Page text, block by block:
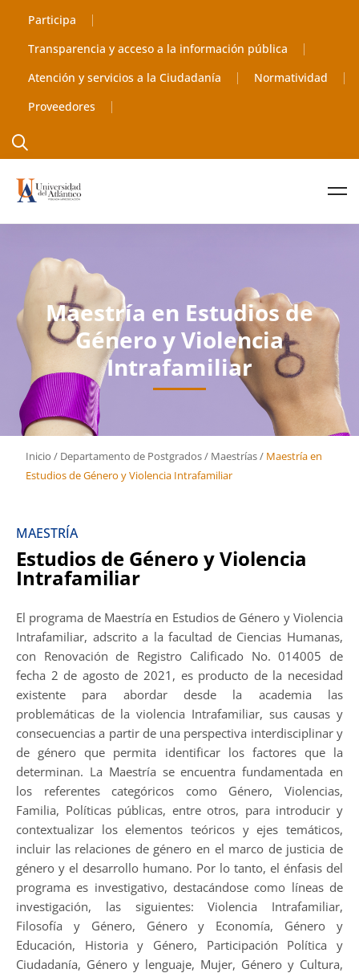
Participa
Transparencia y acceso a la información pública
Atención y servicios a la Ciudadanía
Normatividad
Proveedores
Maestría en Estudios de
Género y Violencia
Intrafamiliar
Inicio / Departamento de Postgrados/ Maestrías/Maestría en
Estudios de Género y Violencia Intrafamiliar
MAESTRÍA
Estudios de Género y Violencia
Intrafamiliar
El programa de Maestría en Estudios de Género y Violencia
Intrafamiliar, adscrito a la facultad de Ciencias Humanas,
con Renovación de Registro Calificado No. 014005 de
fecha 2 de agosto de 2021, es producto de la necesidad
existente para abordar desde la academia las
problemáticas de la violencia Intrafamiliar, sus causas y
consecuencias a partir de una perspectiva interdisciplinar y
de género que permita identificar los factores que la
determinan. La Maestría se encuentra fundamentada en
los referentes categóricos como Género, Violencias,
Familia, Políticas públicas, entre otros, para introducir y
contextualizar los elementos teóricos y ejes temáticos,
incluir las relaciones de género en el marco de justicia de
género y el desarrollo humano. Por lo tanto, el énfasis del
programa es investigativo, destacándose como líneas de
investigación, las siguientes: Violencia Intrafamiliar,
Filosofía y Género, Género y Economía, Género y
Educación, Historia y Género, Participación Política y
Ciudadanía, Género y lenguaje, Mujer, Género y Cultura,